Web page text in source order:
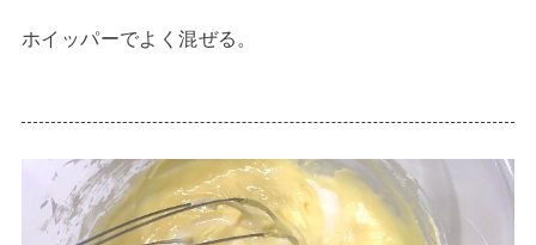
ホイッパーでよく混ぜる。